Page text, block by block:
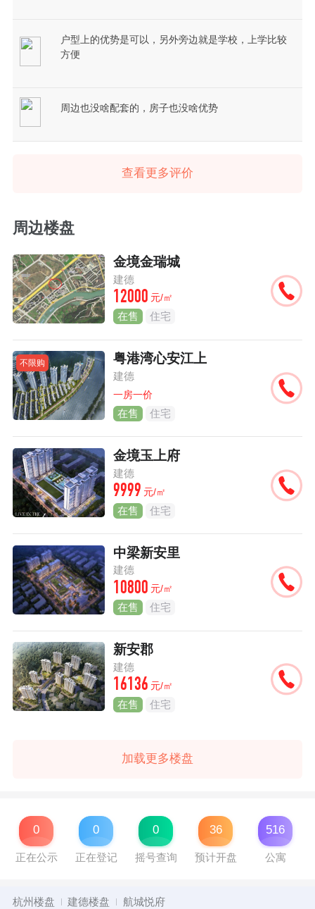
户型上的优势是可以，另外旁边就是学校，上学比较
方便
周边也没啥配套的，房子也没啥优势
查看更多评价
周边楼盘
金境金瑞城
建德
12000 元/㎡
在售 住宅
不限购 粤港湾心安江上
建德
一房一价
在售 住宅
金境玉上府
建德
9999 元/㎡
在售 住宅
中梁新安里
建德
10800 元/㎡
在售 住宅
新安郡
建德
16136 元/㎡
在售 住宅
加载更多楼盘
0
正在公示
0
正在登记
0
摇号查询
36
预计开盘
516
公寓
杭州楼盘 建德楼盘 航城悦府